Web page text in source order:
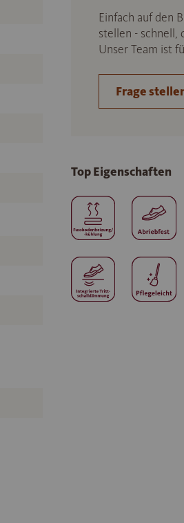
Einfach auf den
stellen - schnell,
Unser Team ist
Frage
Top Eigenschaften